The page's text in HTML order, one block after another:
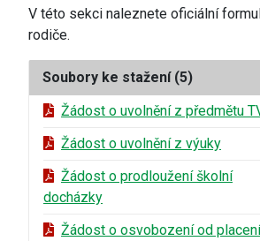
V této sekci naleznete oficiální
rodiče.
Soubory ke stažení (5)
Žádost o uvolnění z předmětu
Žádost o uvolnění z výuky
Žádost o prodloužení školní
docházky
Žádost o osvobození od placení